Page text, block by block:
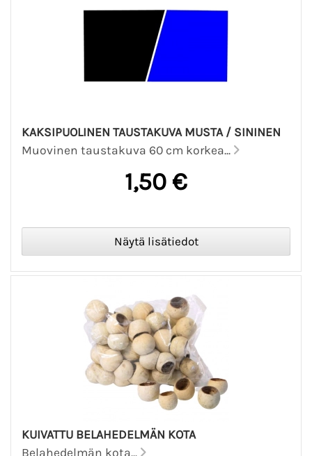
KAKSIPUOLINEN TAUSTAKUVA MUSTA / SININEN
Muovinen taustakuva 60 cm korkea...
1,50 €
KUIVATTU BELAHEDELMÄN KOTA
Belahedelmän kota...